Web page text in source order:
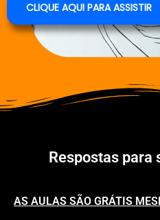
CLIQUE AQUI PARA ASSISTIR
Respostas para
AS AULAS SÃO GRÁTIS